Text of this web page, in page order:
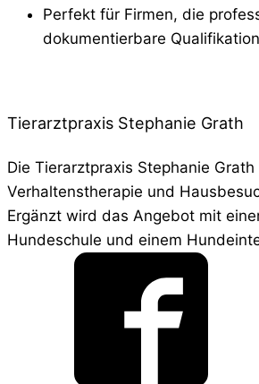
Perfekt für Firmen, die
dokumentierbare
Tierarztpraxis Stephanie Grath
Die Tierarztpraxis Stephanie
Verhaltenstherapie und
Ergänzt wird das Angebot mit
Hundeschule und einem